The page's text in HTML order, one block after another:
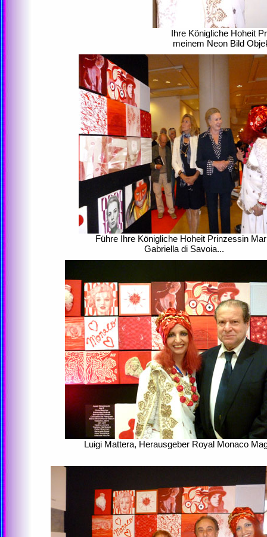
Ihre Königliche Hoheit
meinem Neon Bild
Führe Ihre Königliche Hoheit Prinzessin
Gabriella di Savoia...
Luigi Mattera, Herausgeber Royal Monaco